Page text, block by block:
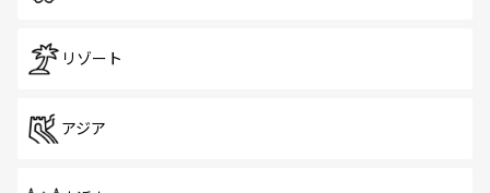
リゾート
アジア